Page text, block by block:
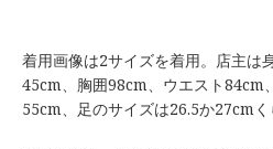
着用画像は2サイズを着用。店主は
45cm、胸囲98cm、ウエスト84cm
55cm、足のサイズは26.5か27cm